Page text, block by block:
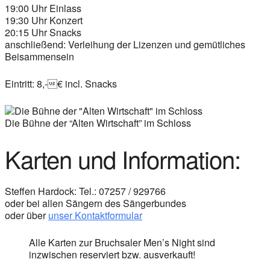
19:00 Uhr Einlass
19:30 Uhr Konzert
20:15 Uhr Snacks
anschließend: Verleihung der Lizenzen und gemütliches
Beisammensein
Eintritt: 8,-€ incl. Snacks
Die Bühne der “Alten Wirtschaft” im Schloss
Karten und Information:
Steffen Hardock: Tel.: 07257 / 929766
oder bei allen Sängern des Sängerbundes
oder überunser Kontaktformular
Alle Karten zur Bruchsaler Men’s Night sind
inzwischen reserviert bzw. ausverkauft!